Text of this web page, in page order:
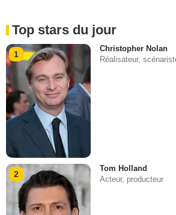
Top stars du jour
1
Christopher Nolan
Réalisateur,
2
Tom Holland
Acteur, producteur